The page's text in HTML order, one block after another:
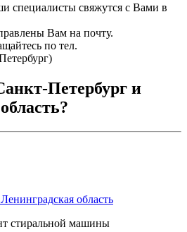
специалисты свяжутся с Вами в
Вам на почту.
по тел.
Петербург и
?
область
стиральной машины